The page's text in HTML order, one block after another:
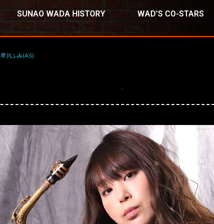
SUNAO WADA HISTORY WAD’S CO-STARS
早川ふみ(AS)